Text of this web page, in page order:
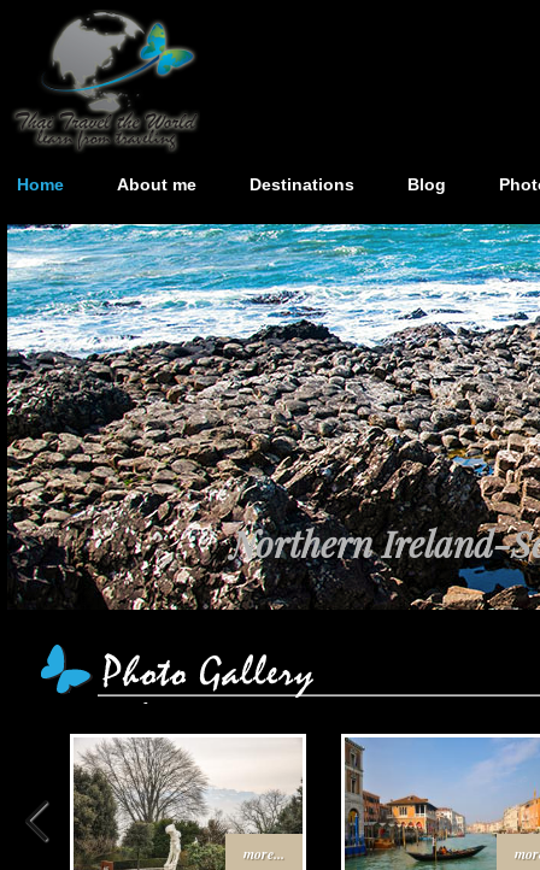
Home About me Destinations Blog
Northern Ireland-
more...